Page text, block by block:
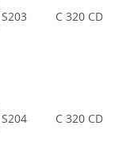
S203 C 320 CDI
S204 C 320 CDI